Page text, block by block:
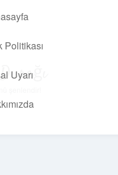
Politikası
Uyarı